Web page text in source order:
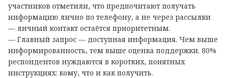
участников отметили, что предпочитают получать
информацию лично по телефону, а не через рассылки
— личный контакт остаётся приоритетным.
— Главный запрос — доступная информация. Чем выше
информированность, тем выше оценка поддержки. 80%
респондентов нуждаются в коротких, понятных
инструкциях: кому, что и как получить.